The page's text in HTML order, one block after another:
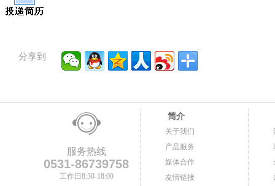
分享到
服务热线
0531-86739758
工作日8:30-18:00
简介
关于我们
产品服务
媒体合作
友情链接